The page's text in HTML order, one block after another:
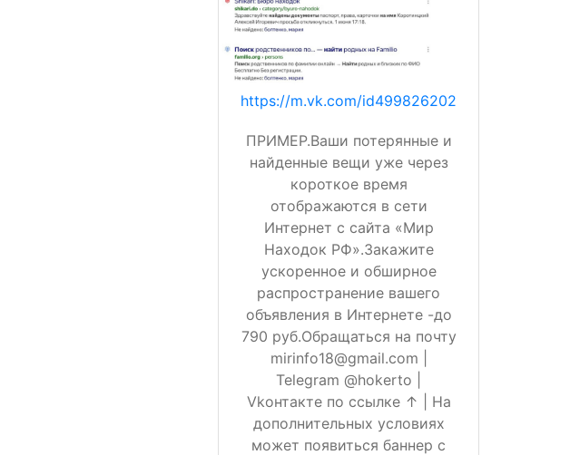
https://m.vk.com/id499826202
ПРИМЕР.Ваши потерянные и
найденные вещи уже через
короткое время
отображаются в сети
Интернет с сайта «Мир
Находок РФ».Закажите
ускоренное и обширное
распространение вашего
объявления в Интернете -до
790 руб.Обращаться на почту
mirinfo18@gmail.com |
Telegram @hokerto |
Vkонтакте по ссылке ↑ | На
дополнительных условиях
может появиться баннер с